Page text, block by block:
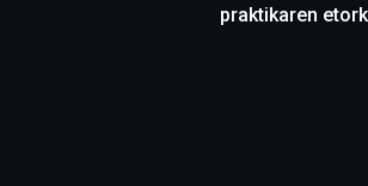
praktikaren